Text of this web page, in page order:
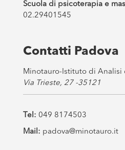
Scuola di psicoterapia e
02.29401545
Contatti Padova
Minotauro-Istituto di
Via Trieste, 27 -35121
Tel: 049 8174503
Mail: padova@minotauro.it